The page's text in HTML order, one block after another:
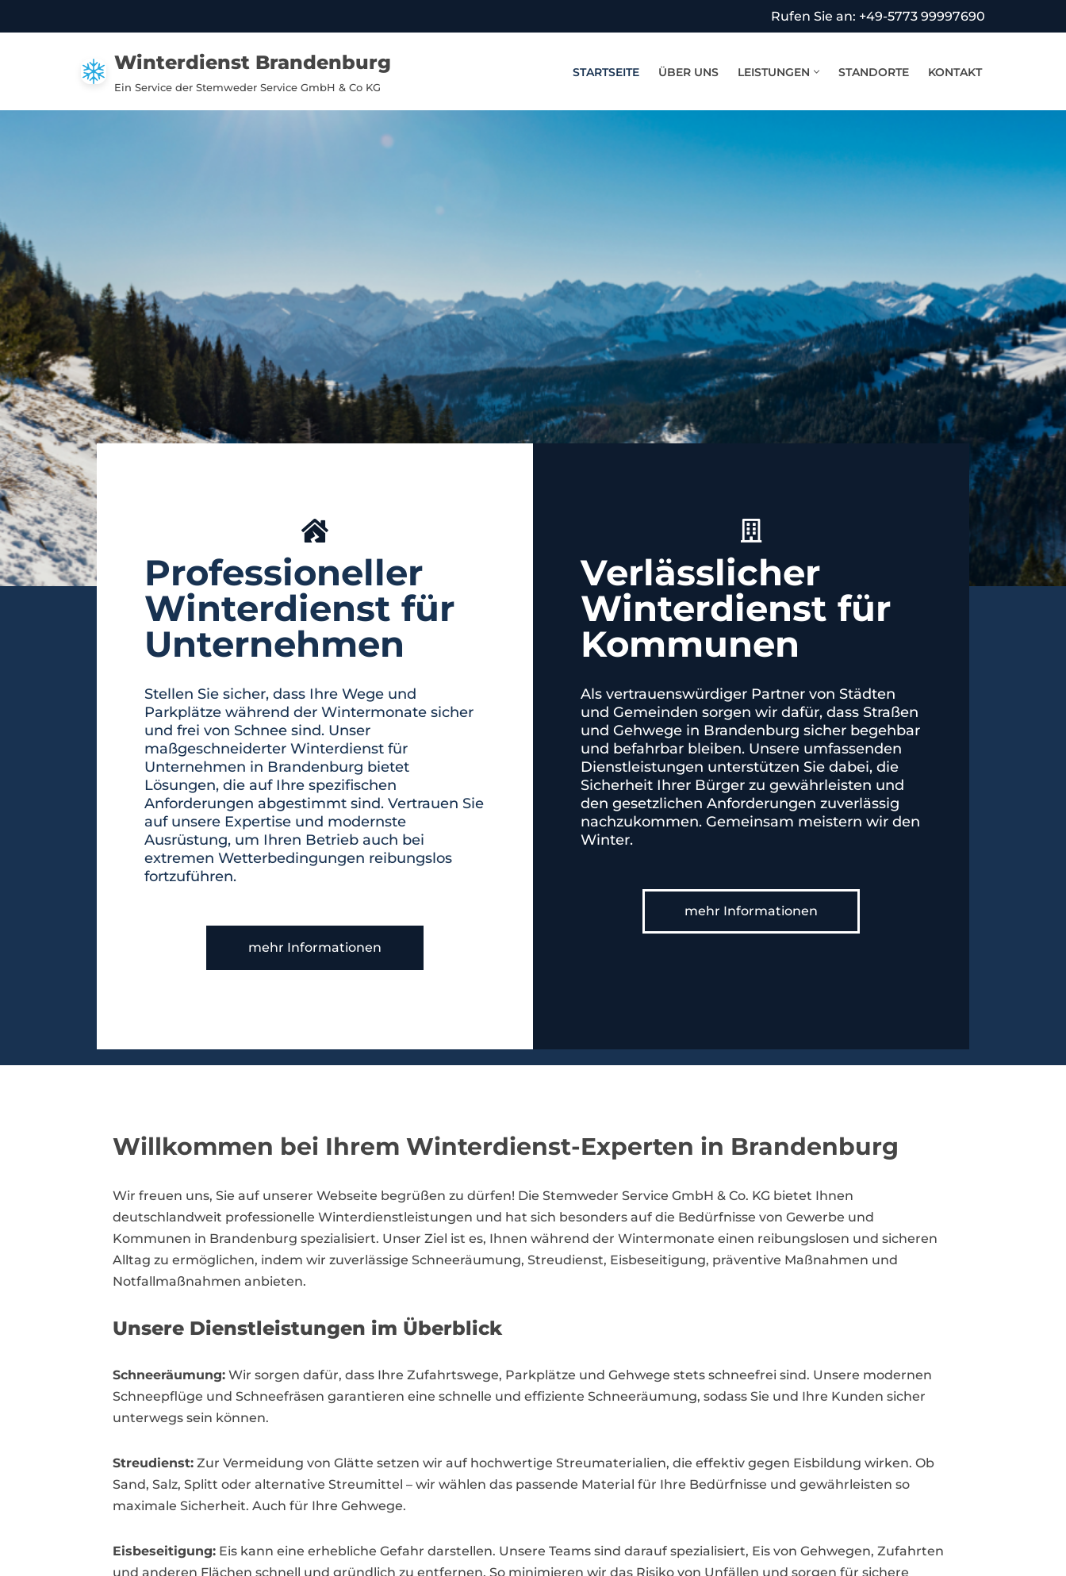
Rufen Sie an: +49-5773 99997690
Winterdienst Brandenburg
Ein Service der Stemweder Service GmbH & Co KG
STARTSEITE ÜBER UNS LEISTUNGEN STANDORTE KONTAKT
Professioneller
Winterdienst für
Unternehmen
Stellen Sie sicher, dass Ihre Wege und
Parkplätze während der Wintermonate sicher
und frei von Schnee sind. Unser
maßgeschneiderter Winterdienst für
Unternehmen in Brandenburg bietet
Lösungen, die auf Ihre spezifischen
Anforderungen abgestimmt sind. Vertrauen Sie
auf unsere Expertise und modernste
Ausrüstung, um Ihren Betrieb auch bei
extremen Wetterbedingungen reibungslos
fortzuführen.
mehr Informationen
Verlässlicher
Winterdienst für
Kommunen
Als vertrauenswürdiger Partner von Städten
und Gemeinden sorgen wir dafür, dass Straßen
und Gehwege in Brandenburg sicher begehbar
und befahrbar bleiben. Unsere umfassenden
Dienstleistungen unterstützen Sie dabei, die
Sicherheit Ihrer Bürger zu gewährleisten und
den gesetzlichen Anforderungen zuverlässig
nachzukommen. Gemeinsam meistern wir den
Winter.
mehr Informationen
Willkommen bei Ihrem Winterdienst-Experten in Brandenburg
Wir freuen uns, Sie auf unserer Webseite begrüßen zu dürfen! Die Stemweder Service GmbH & Co. KG bietet Ihnen
deutschlandweit professionelle Winterdienstleistungen und hat sich besonders auf die Bedürfnisse von Gewerbe und
Kommunen in Brandenburg spezialisiert. Unser Ziel ist es, Ihnen während der Wintermonate einen reibungslosen und sicheren
Alltag zu ermöglichen, indem wir zuverlässige Schneeräumung, Streudienst, Eisbeseitigung, präventive Maßnahmen und
Notfallmaßnahmen anbieten.
Unsere Dienstleistungen im Überblick
Schneeräumung: Wir sorgen dafür, dass Ihre Zufahrtswege, Parkplätze und Gehwege stets schneefrei sind. Unsere modernen
Schneepflüge und Schneefräsen garantieren eine schnelle und effiziente Schneeräumung, sodass Sie und Ihre Kunden sicher
unterwegs sein können.
Streudienst: Zur Vermeidung von Glätte setzen wir auf hochwertige Streumaterialien, die effektiv gegen Eisbildung wirken. Ob
Sand, Salz, Splitt oder alternative Streumittel – wir wählen das passende Material für Ihre Bedürfnisse und gewährleisten so
maximale Sicherheit. Auch für Ihre Gehwege.
Eisbeseitigung: Eis kann eine erhebliche Gefahr darstellen. Unsere Teams sind darauf spezialisiert, Eis von Gehwegen, Zufahrten
und anderen Flächen schnell und gründlich zu entfernen. So minimieren wir das Risiko von Unfällen und sorgen für sichere